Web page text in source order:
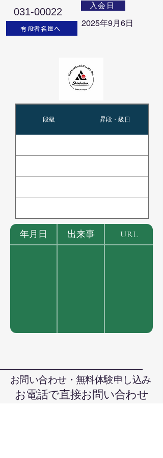
031-00022
有段者名鑑へ
入会日
2025年9月6日
段級 昇段・級日
年月日 出来事 URL
お問い合わせ・無料体験申し込み
お電話で直接お問い合わせ